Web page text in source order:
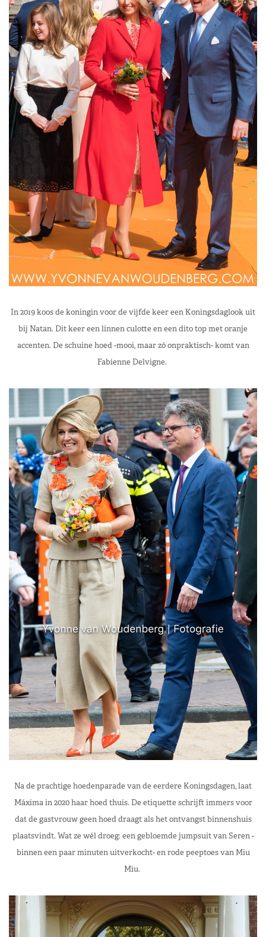
In 2019 koos de koningin voor de vijfde keer een Koningsdaglook uit
bij Natan. Dit keer een linnen culotte en een dito top met oranje
accenten. De schuine hoed -mooi, maar zó onpraktisch- komt van
Fabienne Delvigne.
Na de prachtige hoedenparade van de eerdere Koningsdagen, laat
Máxima in 2020 haar hoed thuis. De etiquette schrijft immers voor
dat de gastvrouw geen hoed draagt als het ontvangst binnenshuis
plaatsvindt. Wat ze wél droeg: een gebloemde jumpsuit van Seren -
binnen een paar minuten uitverkocht- en rode peeptoes van Miu
Miu.